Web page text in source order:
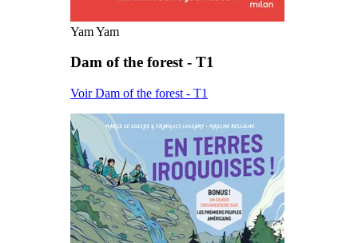
Yam Yam
Dam of the forest - T1
Voir Dam of the forest - T1